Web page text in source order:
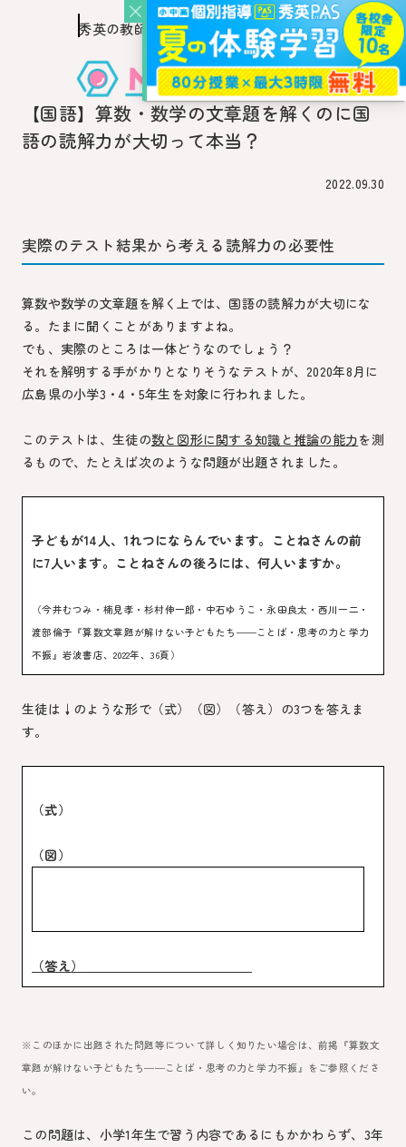
このページの本文へ移動
秀英の教師を知り、
秀英の教師から教わるウェブ・メディア
【国語】算数・数学の文章題を解くのに国
語の読解力が大切って本当？
2022.09.30
実際のテスト結果から考える読解力の必要性
算数や数学の文章題を解く上では、国語の読解力が大切にな
る。たまに聞くことがありますよね。
でも、実際のところは一体どうなのでしょう？
それを解明する手がかりとなりそうなテストが、2020年8月に
広島県の小学3・4・5年生を対象に行われました。
このテストは、生徒の数と図形に関する知識と推論の能力を測
るもので、たとえば次のような問題が出題されました。
子どもが14人、1れつにならんでいます。ことねさんの前
に7人います。ことねさんの後ろには、何人いますか。
（今井むつみ・楠見孝・杉村伸一郎・中石ゆうこ・永田良太・西川一二・
渡部倫子『算数文章題が解けない子どもたち――ことば・思考の力と学力
不振』岩波書店、2022年、36頁）
生徒は↓のような形で（式）（図）（答え）の3つを答えま
す。
（式）
（図）
（答え）＿＿＿＿＿＿＿＿＿＿＿＿＿
※このほかに出題された問題等について詳しく知りたい場合は、前掲『算数文
章題が解けない子どもたち――ことば・思考の力と学力不振』をご参照くださ
い。
この問題は、小学1年生で習う内容であるにもかかわらず、3年